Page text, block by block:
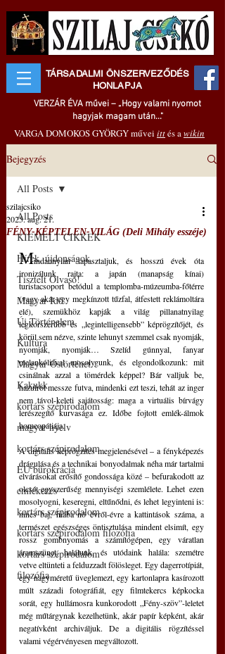
TÁRSADALMI ÖNSZERVEZŐDÉS
HONLAPJA
VERZÁR ÉVA művei – „Hogy valami nyomot
hagyjak magam után..."
VARGA DOMOKOS GYÖRGY művei ittés awikin
Bejegyzés
All Posts
KIEMELT CIKKEK
Hírek, újdonságok
Tisztelt Olvasó!
Magyar Idő
Új Történelem
Kultúra
Magyar Őstörténet
Kakukk
kortárs szépirodalom
magyar nyelv
kortárs szépirodalom
EU bürokrácia
emlékezés
kortárs szépirodalom
kortárs szépirodalom filozófia
kortárs szépirodalom
filozófia
All Posts
FÉNY-KÉPTELEN-VILÁG (Deli Mihály esszéje)
szilajcsiko
2025. aug. 21.
Mindannyian tapasztaljuk, és hosszú évek óta
ironizálunk rajta: a japán (manapság kínai)
turistacsoport betódul a templomba-múzeumba-főtérre
(vagy akár egy megkínzott tűzfal, átfestett reklámoltára
elé), szemükhöz kapják a világ pillanatnyilag
legkorszerűbb és „legintelligensebb” képrögzítőjét, és
körül sem nézve, szinte lehunyt szemmel csak nyomják,
nyomják, nyomják… Szelíd gúnnyal, fanyar
melankóliával mosolygunk, és elgondolkozunk: mit
csinálnak azzal a tömérdek képpel? Bár valljuk be,
hazulról messze futva, mindenki ezt teszi, tehát az inger
nem távol-keleti sajátosság: maga a virtuális bírvágy
lerészegítő kurvasága ez. Időbe fojtott emlék-álmok
homeopátiája.
A digitális képrögzítés megjelenésével – a fényképezés
drágulása és a technikai bonyodalmak néha már tartalmi
elvárásokat erősítő gondossága közé – befurakodott az
olcsó egyszerűség mennyiségi szemlélete. Lehet ezen
mosolyogni, keseregni, eltűnődni, és lehet legyinteni is:
nincs baj, hiába nő évről-évre a kattintások száma, a
természet egészséges öntisztulása mindent elsimít, egy
rossz gombnyomás a számítógépen, egy váratlan
áramszünet, halálunk, és utódaink halála: szemétre
vetve eltünteti a felduzzadt fölösleget. Egy dagerrotípiát,
egy nagyméretű üveglemezt, egy kartonlapra kasírozott
múlt századi fotográfiát, egy filmtekercs képkocka
sorát, egy hullámosra kunkorodott „Fény-szöv”-leletet
még műtárgynak kezelhetünk, akár papír képként, akár
negatívként archiváljuk. De a digitális rögzítéssel
valami végérvényesen megváltozott.